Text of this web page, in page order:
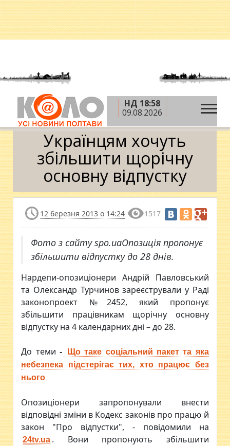
НД 18:58
09.08.2026
Головна » Робота »
Українцям хочуть збільшити
щорічну основну відпустку
Українцям хочуть
збільшити щорічну
основну відпустку
12 березня 2013 о 14:24 1517
Фото з сайту spo.uaОпозиція пропонує
збільшити відпустку до 28 днів.
Нардепи-опозиціонери Андрій Павловський
та Олександр Турчинов зареєстрували у Раді
законопроект №2452, який пропонує
збільшити працівникам щорічну основну
відпустку на 4 календарних дні – до 28.
До теми -
Що таке соціальний пакет та яка
небезпека підстерігає тих, хто працює без
нього
Опозиціонери запропонували внести
відповідні зміни в Кодекс законів про працю й
закон "Про відпустки", - повідомили на
24tv.ua . Вони пропонують збільшити